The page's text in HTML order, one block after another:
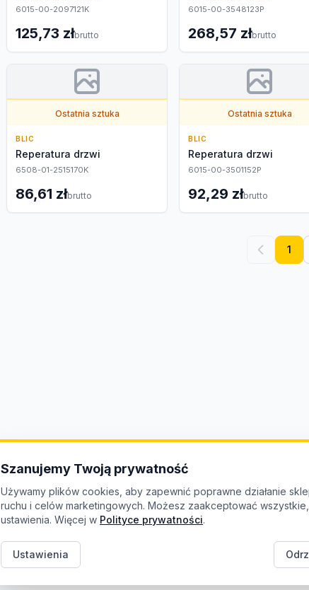
6015-00-2097121K
125,73 złbrutto
6015-00-3548123P
268,57 złbrutto
Ostatnia sztuka
BLIC
Reperatura drzwi
6508-01-2515170K
86,61 złbrutto
Ostatnia sztuka
BLIC
Reperatura drzwi
6015-00-3501152P
92,29 złbrutto
1
Szanujemy Twoją prywatność
Używamy plików cookies, aby zapewnić poprawne działanie
ruchu i celów marketingowych. Możesz zaakceptować
ustawienia. Więcej w Polityce prywatności.
Ustawienia